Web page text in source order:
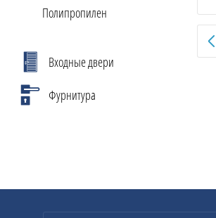
Полипропилен
Входные двери
Фурнитура